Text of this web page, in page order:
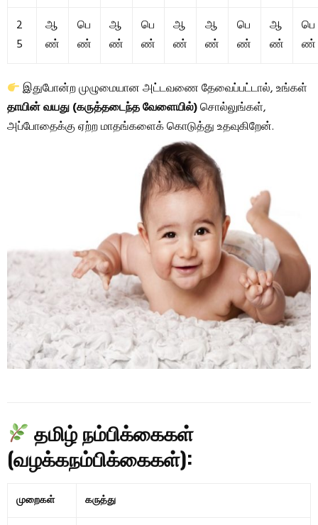
2
5
ஆ
ண்
பெ
ண்
ஆ
ண்
பெ
ண்
ஆ
ண்
ஆ
ண்
பெ
ண்
ஆ
ண்
பெ
ண்
இதுபோன்ற முழுமையான அட்டவணை தேவைப்பட்டால், உங்கள்
தாயின் வயது (கருத்தடைந்த வேளையில்)சொல்லுங்கள்,
அப்போதைக்கு ஏற்ற மாதங்களைக் கொடுத்து உதவுகிறேன்.
தமிழ் நம்பிக்கைகள்
(வழக்கநம்பிக்கைகள்):
முறைகள் கருத்து